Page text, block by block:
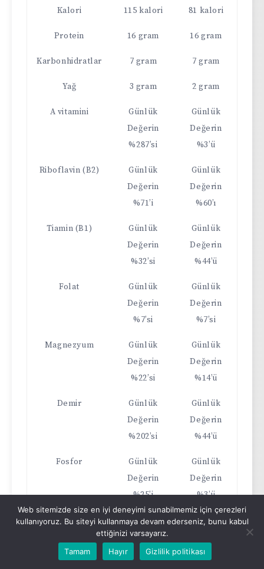
Kalori 115 kalori 81 kalori
Protein 16 gram 16 gram
Karbonhidratlar 7 gram 7 gram
Yağ 3 gram 2 gram
A vitamini
Günlük
Değerin
%287’si
Günlük
Değerin
%3’ü
Riboflavin (B2)
Günlük
Değerin
%71’i
Günlük
Değerin
%60’ı
Tiamin (B1)
Günlük
Değerin
%32’si
Günlük
Değerin
%44’ü
Folat
Günlük
Değerin
%7’si
Günlük
Değerin
%7’si
Magnezyum
Günlük
Değerin
%22’si
Günlük
Değerin
%14’ü
Demir
Günlük
Değerin
%202’si
Günlük
Değerin
%44’ü
Fosfor
Günlük
Değerin
%25’i
Günlük
Değerin
%3’ü
Çinko
Günlük
Değerin
%133’ü
Günlük
%4’ü
Web sitemizde size en iyi deneyimi sunabilmemiz için çerezleri
kullanıyoruz. Bu siteyi kullanmaya devam ederseniz, bunu kabul
ettiğinizi varsayarız.
Tamam
Hayır Gizlilik politikası